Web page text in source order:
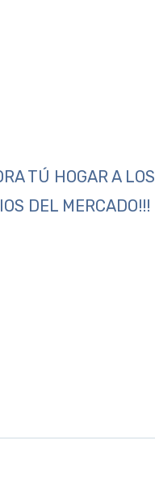
TÚ HOGAR A LOS
DEL MERCADO!!!